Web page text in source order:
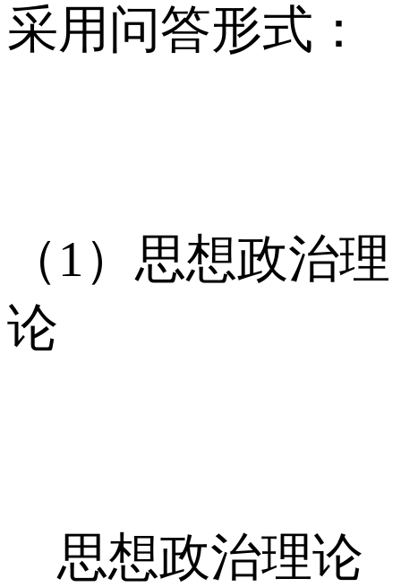
采用问答形式：
（1）思想政治理
论
思想政治理论